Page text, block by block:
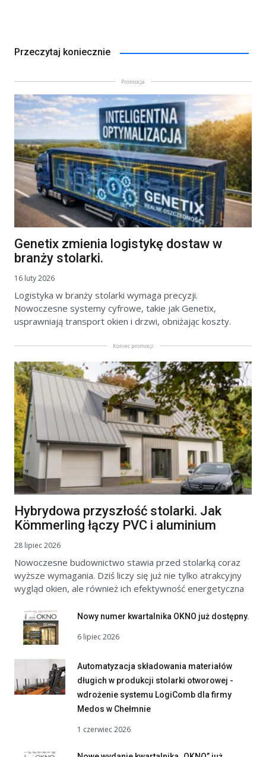
Przeczytaj koniecznie
Promocja
Genetix zmienia logistykę dostaw w
branży stolarki.
16 luty 2026
Logistyka w branży stolarki wymaga precyzji.
Nowoczesne systemy cyfrowe, takie jak Genetix,
usprawniają transport okien i drzwi, obniżając koszty.
Koniec promocji
Hybrydowa przyszłość stolarki. Jak
Kömmerling łączy PVC i aluminium
28 lipiec 2026
Nowoczesne budownictwo stawia przed stolarką coraz
wyższe wymagania. Dziś liczy się już nie tylko atrakcyjny
wygląd okien, ale również ich efektywność energetyczna
Nowy numer kwartalnika OKNO już dostępny.
6 lipiec 2026
Automatyzacja składowania materiałów
długich w produkcji stolarki otworowej -
wdrożenie systemu LogiComb dla firmy
Medos w Chełmnie
1 czerwiec 2026